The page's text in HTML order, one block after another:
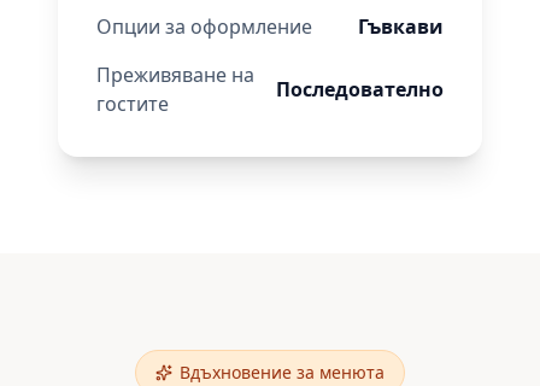
Опции за оформление
Гъвкави
Преживяване на
гостите
Последователно
Вдъхновение за менюта